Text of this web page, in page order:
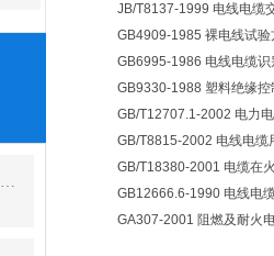
WDZA-YJY-3.6/6kV低烟无卤高压电缆结构参数
JB/T8137-1999 电线电缆
GB4909-1985 裸电线试验
GB6995-1986 电线电缆识
GB9330-1988 塑料绝缘控
GB/T12707.1-2002 电力
GB/T8815-2002 电线电缆
GB/T18380-2001 电缆在
GB12666.6-1990 电线电
GA307-2001 阻燃及耐火